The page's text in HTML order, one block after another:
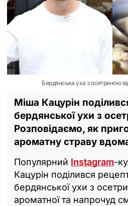
Бердянська уха з осетриною
Міша Кацурін
бердянської ухи з
Розповідаємо, як
ароматну страву
Популярний Instagram-
Кацурін поділився
бердянської ухи з
ароматної та напрочуд